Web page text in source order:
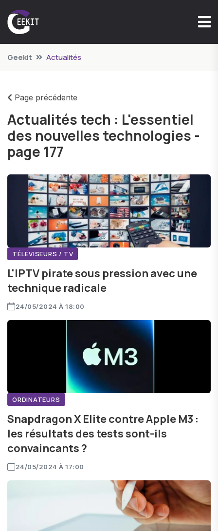
Geekit Actualités
Page précédente
Actualités tech : L'essentiel
des nouvelles technologies -
page 177
TÉLÉVISEURS / TV
L'IPTV pirate sous pression avec une
technique radicale
24/05/2024 À 18:00
ORDINATEURS
Snapdragon X Elite contre Apple M3 :
les résultats des tests sont-ils
convaincants ?
24/05/2024 À 17:00